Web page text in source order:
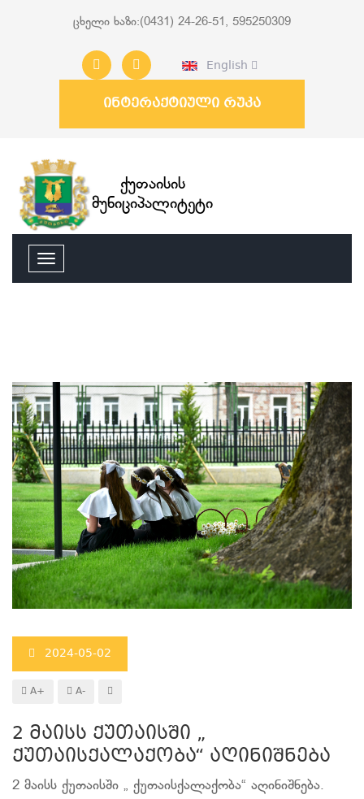
ცხელი ხაზი:(0431) 24-26-51, 595250309
English
ინტერაქტიული რუკა
ქუთაისის
მუნიციპალიტეტი
2024-05-02
A+ A-
2 მაისს ქუთაისში „
ქუთაისქალაქობა“ აღინიშნება
2 მაისს ქუთაისში „ ქუთაისქალაქობა“ აღინიშნება.